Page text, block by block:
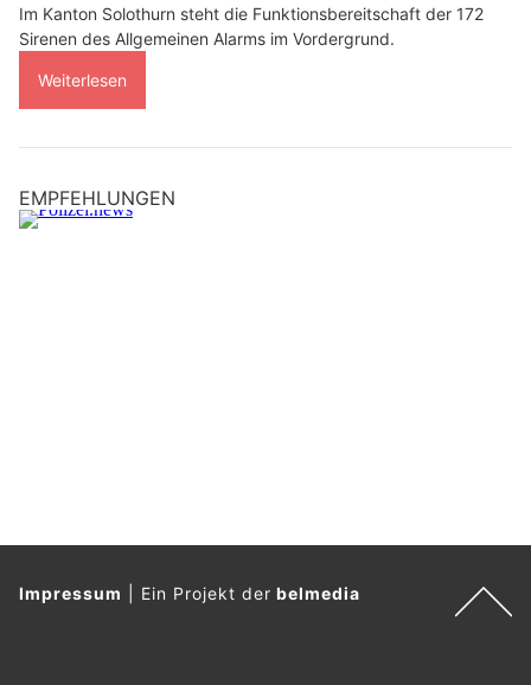
Im Kanton Solothurn steht die Funktionsbereitschaft der 172
Sirenen des Allgemeinen Alarms im Vordergrund.
Weiterlesen
EMPFEHLUNGEN
Impressum Ein Projekt derbelmedia